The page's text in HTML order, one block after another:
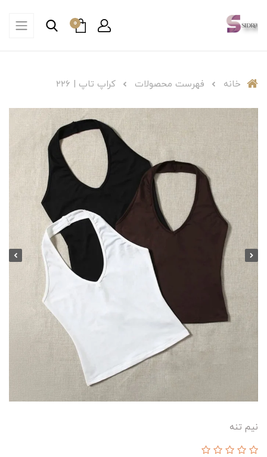
0
خانه فهرست محصولات کراپ تاپ | ۲۲۶
نیم تنه